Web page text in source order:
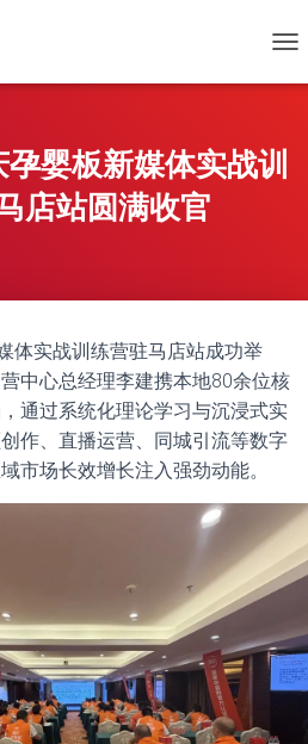
换
婴板新媒体实战训
店站圆满收官
体实战训练营驻马店站成功举
中心总经理李建携本地80余位核
通过系统化理论学习与沉浸式实
作、直播运营、同城引流等数字
市场长效增长注入强劲动能。